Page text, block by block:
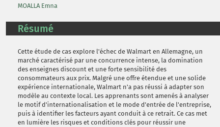
MOALLA Emna
Résumé
Cette étude de cas explore l'échec de Walmart en Allemagne, un
marché caractérisé par une concurrence intense, la domination
des enseignes discount et une forte sensibilité des
consommateurs aux prix. Malgré une offre étendue et une solide
expérience internationale, Walmart n'a pas réussi à adapter son
modèle au contexte local. Les apprenants sont amenés à analyser
le motif d'internationalisation et le mode d'entrée de l'entreprise,
puis à identifier les facteurs ayant conduit à ce retrait. Ce cas met
en lumière les risques et conditions clés pour réussir une